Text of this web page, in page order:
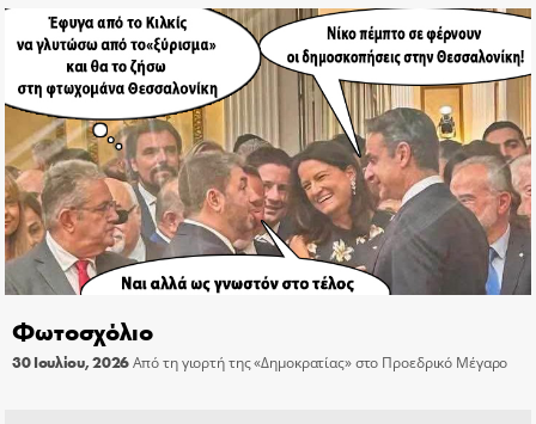
Φωτοσχόλιο
30 Ιουλίου, 2026Από τη γιορτή της «Δημοκρατίας» στο Προεδρικό Μέγαρο